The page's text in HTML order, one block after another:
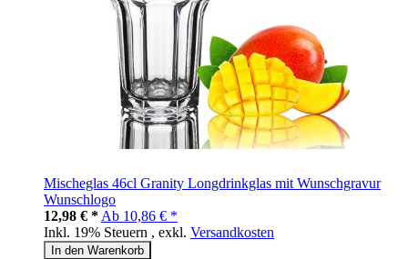
Mischeglas 46cl Granity Longdrinkglas mit Wunschgravur
Wunschlogo
12,98 € * Ab 10,86 € *
Inkl. 19% Steuern , exkl. Versandkosten
In den Warenkorb